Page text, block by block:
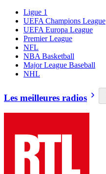
Ligue 1
UEFA Champions League
UEFA Europa League
Premier League
NFL
NBA Basketball
Major League Baseball
NHL
Les meilleures radios